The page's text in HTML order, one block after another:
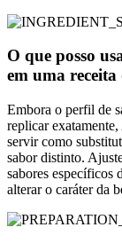
O que posso
em uma receita
Embora o perfil de
replicar
servir como
sabor distinto.
sabores específicos
alterar o caráter da